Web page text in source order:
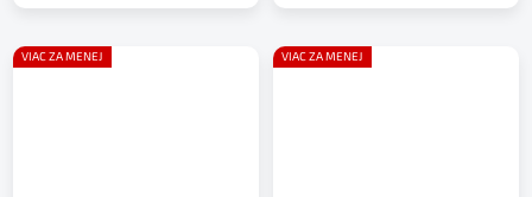
VIAC ZA MENEJ VIAC ZA MENEJ